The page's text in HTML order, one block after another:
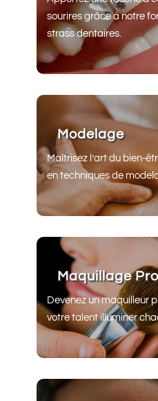
sourires grâce à notre
strass dentaires.
Modelage
Maîtrisez l’art du bien-
en techniques de
Maquillage
Devenez un maquilleur
votre talent illuminer